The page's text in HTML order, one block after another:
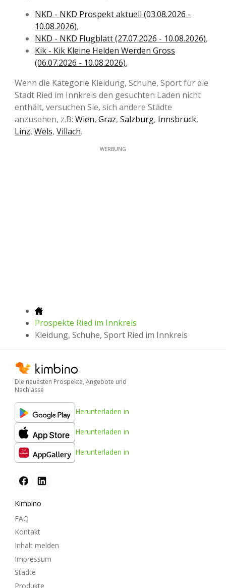
NKD - NKD Prospekt aktuell (03.08.2026 -
10.08.2026),
NKD - NKD Flugblatt (27.07.2026 - 10.08.2026),
Kik - Kik Kleine Helden Werden Gross
(06.07.2026 - 10.08.2026),
Wenn die Kategorie Kleidung, Schuhe, Sport für die
Stadt Ried im Innkreis den gesuchten Laden nicht
enthält, versuchen Sie, sich andere Städte
anzusehen, z.B: Wien, Graz, Salzburg, Innsbruck,
Linz, Wels, Villach.
WERBUNG
Prospekte Ried im Innkreis
Kleidung, Schuhe, Sport Ried im Innkreis
Die neuesten Prospekte, Angebote und
Nachlässe
Herunterladen in
Herunterladen in
Herunterladen in
Kimbino
FAQ
Kontakt
Inhalt melden
Impressum
Städte
Produkte